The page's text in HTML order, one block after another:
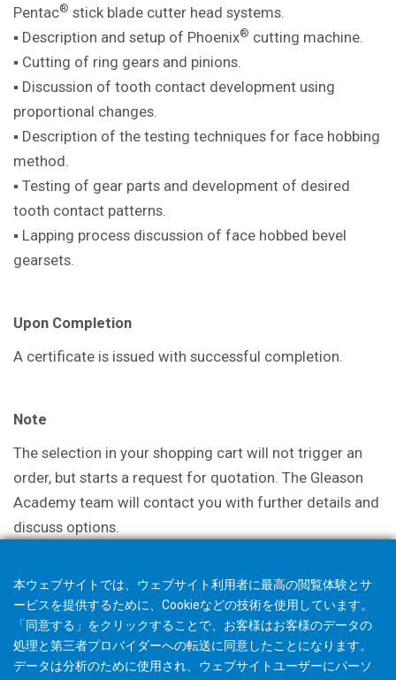
Pentac® stick blade cutter head systems.
▪ Description and setup of Phoenix® cutting machine.
▪ Cutting of ring gears and pinions.
▪ Discussion of tooth contact development using
proportional changes.
▪ Description of the testing techniques for face hobbing
method.
▪ Testing of gear parts and development of desired
tooth contact patterns.
▪ Lapping process discussion of face hobbed bevel
gearsets.
Upon Completion
A certificate is issued with successful completion.
Note
The selection in your shopping cart will not trigger an
order, but starts a request for quotation. The Gleason
Academy team will contact you with further details and
discuss options.
本ウェブサイトでは、ウェブサイト利用者に最高の閲覧体験とサ
ービスを提供するために、Cookieなどの技術を使用しています。
「同意する」をクリックすることで、お客様はお客様のデータの
処理と第三者プロバイダーへの転送に同意したことになります。
データは分析のために使用され、ウェブサイトユーザーにパーソ